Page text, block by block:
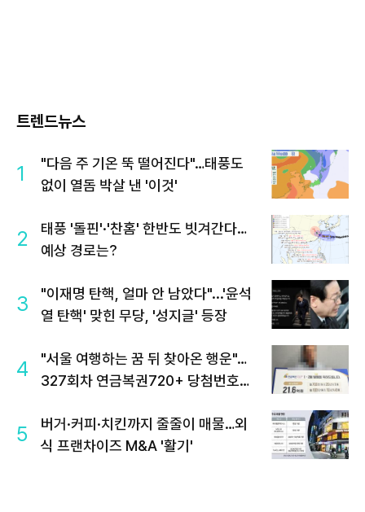
트렌드뉴스
1
"다음 주 기온 뚝 떨어진다"…태풍도
없이 열돔 박살 낸 '이것'
2
태풍 '돌핀'·'찬홈' 한반도 빗겨간다…
예상 경로는?
3
"이재명 탄핵, 얼마 안 남았다"...'윤석
열 탄핵' 맞힌 무당, '성지글' 등장
4
"서울 여행하는 꿈 뒤 찾아온 행운"…
327회차 연금복권720+ 당첨번호조
5
버거·커피·치킨까지 줄줄이 매물…외
식 프랜차이즈 M&A '활기'